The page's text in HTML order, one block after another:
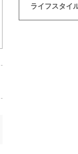
ライフスタイ